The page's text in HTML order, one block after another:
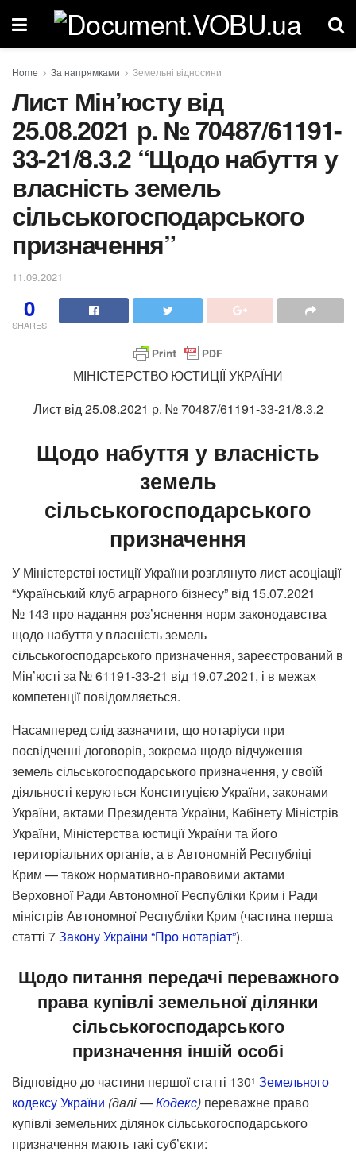
Home За напрямками Земельні відносини
Лист Мін’юсту від
25.08.2021 р. № 70487/61191-
33-21/8.3.2 “Щодо набуття у
власність земель
сільськогосподарського
призначення”
11.09.2021
0
SHARES
МІНІСТЕРСТВО ЮСТИЦІЇ УКРАЇНИ
Лист від 25.08.2021 р. № 70487/61191-33-21/8.3.2
Щодо набуття у власність
земель
сільськогосподарського
призначення
У Міністерстві юстиції України розглянуто лист асоціації
“Український клуб аграрного бізнесу” від 15.07.2021
№ 143 про надання роз’яснення норм законодавства
щодо набуття у власність земель
сільськогосподарського призначення, зареєстрований в
Мін’юсті за № 61191-33-21 від 19.07.2021, і в межах
компетенції повідомляється.
Насамперед слід зазначити, що нотаріуси при
посвідченні договорів, зокрема щодо відчуження
земель сільськогосподарського призначення, у своїй
діяльності керуються Конституцією України, законами
України, актами Президента України, Кабінету Міністрів
України, Міністерства юстиції України та його
територіальних органів, а в Автономній Республіці
Крим — також нормативно-правовими актами
Верховної Ради Автономної Республіки Крим і Ради
міністрів Автономної Республіки Крим (частина перша
статті 7Закону України “Про нотаріат”).
Щодо питання передачі переважного
права купівлі земельноїділянки
сільськогосподарського
призначення іншій особі
Відповідно до частини першої статті 1301 Земельного
кодексу України (далі —Кодекс) переважне право
купівлі земельних ділянок сільськогосподарського
призначення мають такі суб’єкти: